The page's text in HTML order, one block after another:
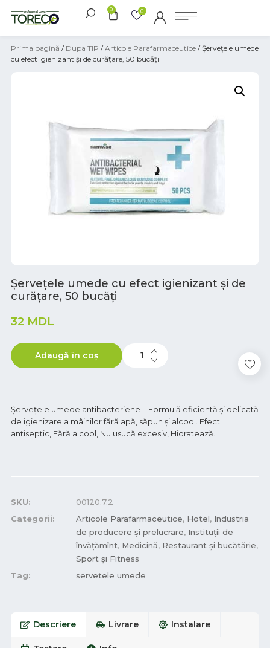
0 0
Prima pagină / Dupa TIP /Articole Parafarmaceutice / Șervețele umede
cu efect igienizant și de curățare, 50 bucăți
Șervețele umede cu efect igienizant și de
curățare, 50 bucăți
32 MDL
Adaugă în coș
Șervețele umede antibacteriene – Formulă eficientă şi delicată
de igienizare a mâinilor fără apă, săpun şi alcool. Efect
antiseptic, Fără alcool, Nu usucă excesiv, Hidratează.
SKU:
00120.7.2
Categorii:
Articole Parafarmaceutice, Hotel, Industria
de producere și prelucrare, Instituții de
învățămînt, Medicină, Restaurant și bucătărie,
Sport și Fitness
Tag:
servetele umede
Descriere Livrare Instalare